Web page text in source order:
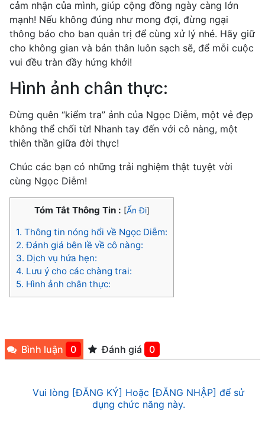
cảm nhận của mình, giúp cộng đồng ngày càng lớn
mạnh! Nếu không đúng như mong đợi, đừng ngại
thông báo cho ban quản trị để cùng xử lý nhé. Hãy giữ
cho không gian và bản thân luôn sạch sẽ, để mỗi cuộc
vui đều tràn đầy hứng khởi!
Hình ảnh chân thực:
Đừng quên “kiểm tra” ảnh của Ngọc Diễm, một vẻ đẹp
không thể chối từ! Nhanh tay đến với cô nàng, một
thiên thần giữa đời thực!
Chúc các bạn có những trải nghiệm thật tuyệt vời
cùng Ngọc Diễm!
Tóm Tắt Thông Tin : [Ẩn Đi]
1. Thông tin nóng hổi về Ngọc Diễm:
2. Đánh giá bên lề về cô nàng:
3. Dịch vụ hứa hẹn:
4. Lưu ý cho các chàng trai:
5. Hình ảnh chân thực:
Bình luận 0 Đánh giá 0
Vui lòng [ĐĂNG KÝ] Hoặc [ĐĂNG NHẬP] để sử
dụng chức năng này.